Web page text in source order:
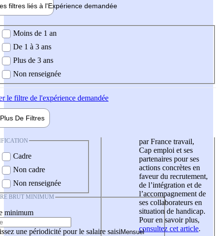
filtres liés à l'Expérience demandée
demandée
Moins de 1 an
De 1 à 3 ans
Plus de 3 ans
Non renseignée
le filtre de l'expérience demandée
Plus De Filtres
Cadre
Non cadre
Non renseignée
BRUT MINIMUM
minimum
une périodicité pour le salaire saisi
par France travail,
Cap emploi et ses
partenaires pour ses
actions concrètes en
faveur du recrutement,
de l’intégration et de
l’accompagnement de
ses collaborateurs en
situation de handicap.
Pour en savoir plus,
consultez cet article.